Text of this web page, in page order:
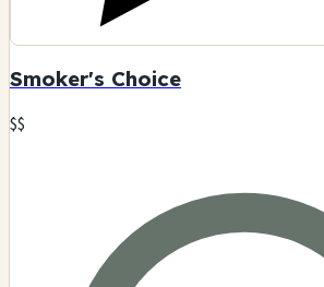
Smoker's Choice
$$